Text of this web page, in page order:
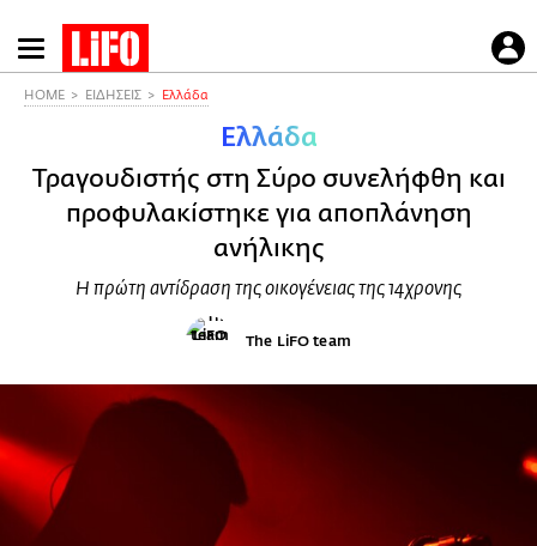
Παράκαμψη
προς
HOME ΕΙΔΗΣΕΙΣ Ελλάδα
Ελλάδα
Τραγουδιστής στη Σύρο συνελήφθη και
προφυλακίστηκε για αποπλάνηση
ανήλικης
Η πρώτη αντίδραση της οικογένειας της 14χρονης
The LiFO team